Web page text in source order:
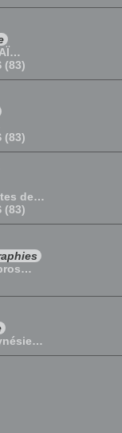
(83)
(83)
de…
(83)